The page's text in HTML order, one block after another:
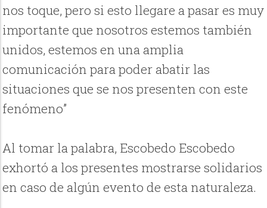
nos toque, pero si esto llegare a pasar es muy
importante que nosotros estemos también
unidos, estemos en una amplia
comunicación para poder abatir las
situaciones que se nos presenten con este
fenómeno”
Al tomar la palabra, Escobedo Escobedo
exhortó a los presentes mostrarse solidarios
en caso de algún evento de esta naturaleza.